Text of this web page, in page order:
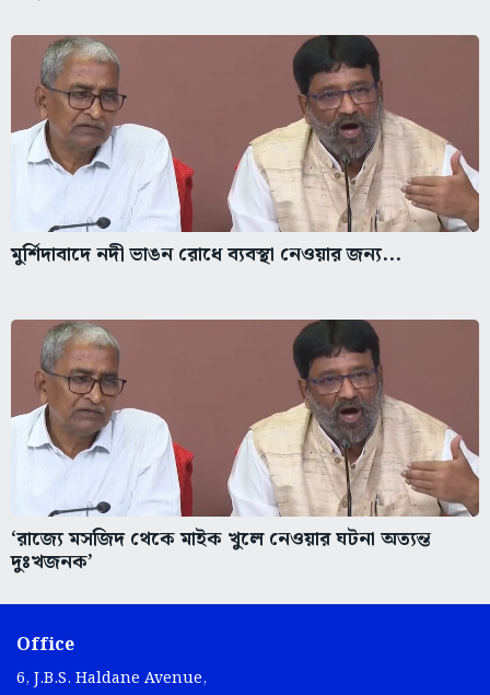
মুর্শিদাবাদে নদী ভাঙন রোধে ব্যবস্থা নেওয়ার জন্য...
‘রাজ্যে মসজিদ থেকে মাইক খুলে নেওয়ার ঘটনা অত্যন্ত
দুঃখজনক’
Office
6, J.B.S. Haldane Avenue,